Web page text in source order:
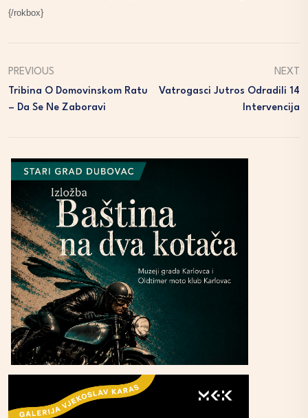
{/rokbox}
PREVIOUS
Tribina O Domovinskom Ratu
– Da Se Ne Zaboravi
NEXT
Vatrogasci Jutros Odradili 14
Intervencija